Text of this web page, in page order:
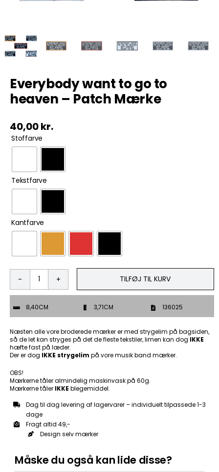
ØL & Spiritus
Tøj & Andre Varer
Rodkasse/Tilbud
Everybody want to go to
heaven – Patch Mærke
40,00kr.
Stoffarve
Tekstfarve
Kantfarve
Everybody
want
go
to
heaven
-
Patch
Mærke
TILFØJ TIL KURV
8,40CM 3,71CM 136025
Næsten alle vore broderede mærker er med strygelim på bagsiden,
så de let kan stryges på det de fleste tekstiler, limen kan dog IKKE
hæfte fast på læder.
Der er dog IKKE strygelim på vore musik band mærker.
OBS!
Mærkerne tåler almindelig maskinvask på 60g.
Mærkerne tåler IKKE blegemiddel.
Dag til dag levering af lagervarer – individuelt tilpassede 1-3
dage
Fragt altid 49,-
Design selv mærker
Måske du også kan lide disse?